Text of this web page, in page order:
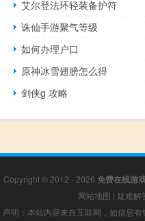
艾尔登法环轻装备护符
诛仙手游聚气等级
如何办理户口
原神冰雪翅膀怎么得
剑侠g 攻略
Copyright © 2012 - 2026 免费在线游
网站地图 | 疑难解
声明：本站内容来自互联网，如信息